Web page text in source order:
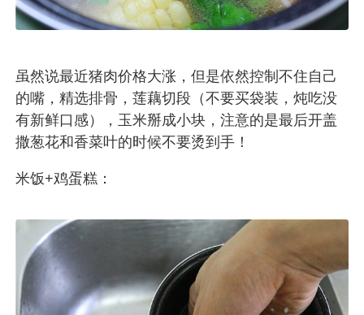
虽然说最近猪肉价格大涨，但是依然控制不住自己
的嘴，精选排骨，莲藕切段（不要买袋装，炖吃没
有新鲜口感），玉米掰成小块，注意的是最后开盖
撒葱花和香菜叶的时候不要烫到手！
米饭+鸡蛋糕：